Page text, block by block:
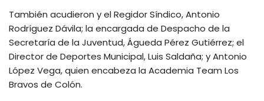
También acudieron y el Regidor Síndico, Antonio
Rodríguez Dávila; la encargada de Despacho de la
Secretaría de la Juventud, Águeda Pérez Gutiérrez; el
Director de Deportes Municipal, Luis Saldaña; y Antonio
López Vega, quien encabeza la Academia Team Los
Bravos de Colón.